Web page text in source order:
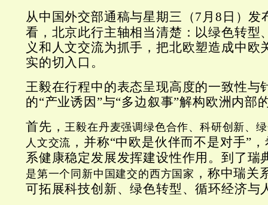
从中国外交部通稿与星期三（7月8日）发
看，北京此行主轴相当清楚：以绿色转型
义和人文交流为抓手，把北欧塑造成中欧
实的切入口。
王毅在行程中的表态呈现高度的一致性与
的“产业诱因”与“多边叙事”解构欧洲内部
首先， 王毅在丹麦强调绿色合作、科研创新、
人文交流 ，并称“中欧是伙伴而不是对手”
系健康稳定发展发挥建设性作用。到了瑞
是第一个同新中国建交的西方国家 ，称中瑞关
可拓展科技创新、绿色转型、循环经济与